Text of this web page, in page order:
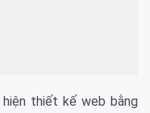
thiết kế web bằng